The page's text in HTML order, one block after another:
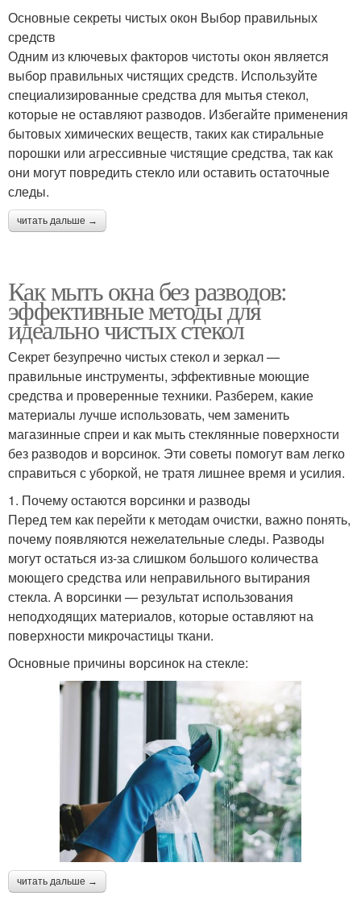
Основные секреты чистых окон Выбор правильных
средств
Одним из ключевых факторов чистоты окон является
выбор правильных чистящих средств. Используйте
специализированные средства для мытья стекол,
которые не оставляют разводов. Избегайте применения
бытовых химических веществ, таких как стиральные
порошки или агрессивные чистящие средства, так как
они могут повредить стекло или оставить остаточные
следы.
читать дальше →
Как мыть окна без разводов:
эффективные методы для
идеально чистых стекол
Секрет безупречно чистых стекол и зеркал —
правильные инструменты, эффективные моющие
средства и проверенные техники. Разберем, какие
материалы лучше использовать, чем заменить
магазинные спреи и как мыть стеклянные поверхности
без разводов и ворсинок. Эти советы помогут вам легко
справиться с уборкой, не тратя лишнее время и усилия.
1. Почему остаются ворсинки и разводы
Перед тем как перейти к методам очистки, важно понять,
почему появляются нежелательные следы. Разводы
могут остаться из-за слишком большого количества
моющего средства или неправильного вытирания
стекла. А ворсинки — результат использования
неподходящих материалов, которые оставляют на
поверхности микрочастицы ткани.
Основные причины ворсинок на стекле:
читать дальше →